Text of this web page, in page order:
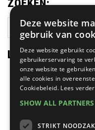
ZOEKEN:
Zoek
op
deze
website
LAATSTE
Deze website
gebruik van
Deze website gebruikt
gebruikerservaring te
onze website te
alle cookies in
Cookiebeleid. Lees verder
SHOW ALL PARTNERS
STRIKT